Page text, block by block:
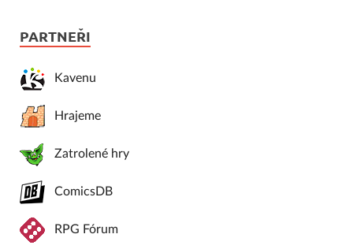
PARTNEŘI
Kavenu
Hrajeme
Zatrolené hry
ComicsDB
RPG Fórum